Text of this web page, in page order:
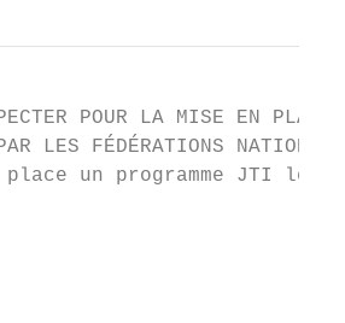
POUR LA MISE EN PLACE
LES FÉDÉRATIONS
place un programme JTI